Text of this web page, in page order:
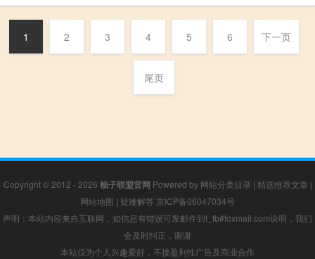
1 2 3 4 5 6 下一页
尾页
Copyright © 2012 - 2026 柚子联盟官网 Powered by 网站分类目录 | 精选推荐文章 |
网站地图 | 疑难解答 京ICP备06047034号
声明：本站内容来自互联网，如信息有错误可发邮件到f_fb#foxmail.com说明，我们
会及时纠正，谢谢
本站仅为个人兴趣爱好，不接盈利性广告及商业合作